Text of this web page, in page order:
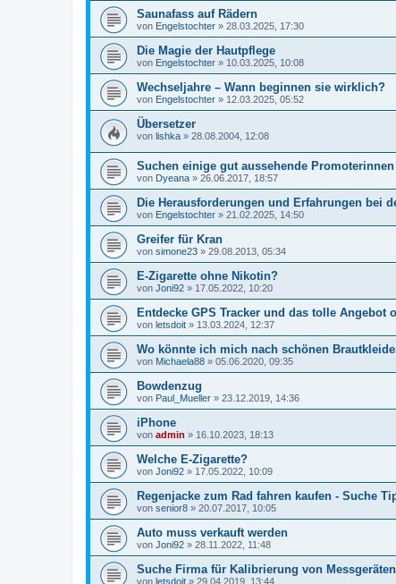
Saunafass auf Rädern
von Engelstochter » 28.03.2025, 17:30
Die Magie der Hautpflege
von Engelstochter » 10.03.2025, 10:08
Wechseljahre – Wann beginnen sie wirklich?
von Engelstochter » 12.03.2025, 05:52
Übersetzer
von lishka » 28.08.2004, 12:08
Suchen einige gut aussehende
von Dyeana » 26.06.2017, 18:57
Die Herausforderungen und Erfahrungen bei
von Engelstochter » 21.02.2025, 14:50
Greifer für Kran
von simone23 » 29.08.2013, 05:34
E-Zigarette ohne Nikotin?
von Joni92 » 17.05.2022, 10:20
Entdecke GPS Tracker und das tolle Angebot
von letsdoit » 13.03.2024, 12:37
Wo könnte ich mich nach schönen
von Michaela88 » 05.06.2020, 09:35
Bowdenzug
von Paul_Mueller » 23.12.2019, 14:36
iPhone
von admin » 16.10.2023, 18:13
Welche E-Zigarette?
von Joni92 » 17.05.2022, 10:09
Regenjacke zum Rad fahren kaufen - Suche
von senior8 » 20.07.2017, 10:05
Auto muss verkauft werden
von Joni92 » 28.11.2022, 11:48
Suche Firma für Kalibrierung von Messgeräten
von letsdoit » 29.04.2019, 13:44